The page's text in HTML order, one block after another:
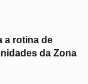
a rotina de
da Zona